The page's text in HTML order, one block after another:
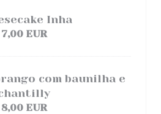
Inha
7,00 EUR
com baunilha e
8,00 EUR